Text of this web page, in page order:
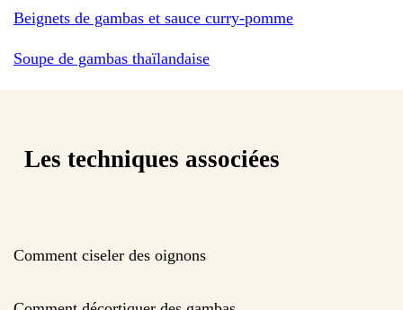
Beignets de gambas et sauce curry-pomme
Soupe de gambas thaïlandaise
Les techniques associées
Comment ciseler des oignons